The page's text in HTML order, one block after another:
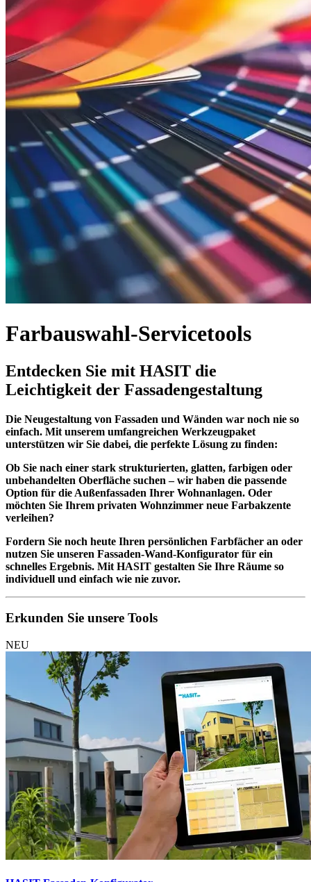
Farbauswahl-Servicetools
Entdecken Sie mit HASIT die
Leichtigkeit der Fassadengestaltung
Die Neugestaltung von Fassaden und Wänden war noch nie so
einfach. Mit unserem umfangreichen Werkzeugpaket
unterstützen wir Sie dabei, die perfekte Lösung zu finden:
Ob Sie nach einer stark strukturierten, glatten, farbigen oder
unbehandelten Oberfläche suchen – wir haben die passende
Option für die Außenfassaden Ihrer Wohnanlagen. Oder
möchten Sie Ihrem privaten Wohnzimmer neue Farbakzente
verleihen?
Fordern Sie noch heute Ihren persönlichen Farbfächer an oder
nutzen Sie unseren Fassaden-Wand-Konfigurator für ein
schnelles Ergebnis. Mit HASIT gestalten Sie Ihre Räume so
individuell und einfach wie nie zuvor.
Erkunden Sie unsere Tools
NEU